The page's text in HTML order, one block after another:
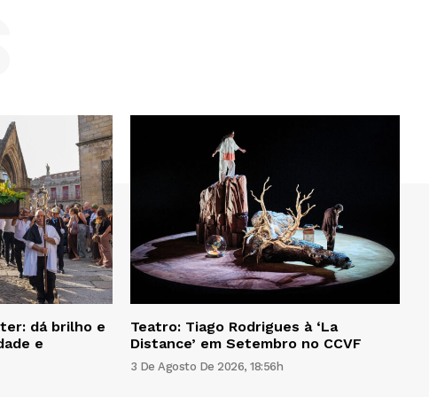
dá brilho e
e
Teatro: Tiago Rodrigues à ‘La
Distance’ em Setembro no CCVF
3 De Agosto De 2026, 18:56h